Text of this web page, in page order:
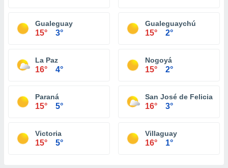
Gualeguay
15° 3°
Gualeguaychú
15° 2°
La Paz
16° 4°
Nogoyá
15° 2°
Paraná
15° 5°
San José de Feliciano
16° 3°
Victoria
15° 5°
Villaguay
16° 1°